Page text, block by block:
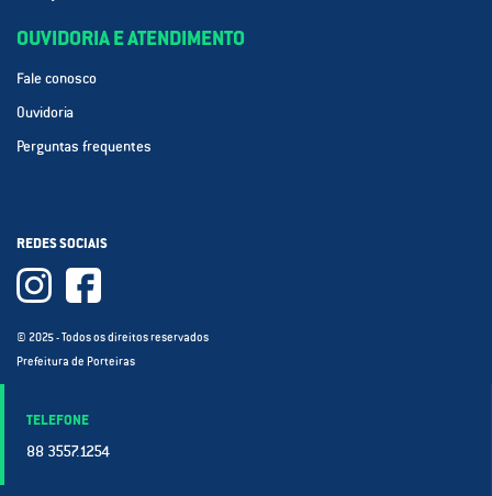
OUVIDORIA E ATENDIMENTO
Fale conosco
Ouvidoria
Perguntas frequentes
REDES SOCIAIS
© 2025 - Todos os direitos reservados
Prefeitura de Porteiras
TELEFONE
88 3557.1254